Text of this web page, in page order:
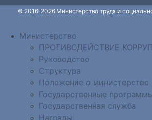
© 2016-2026 Министерство труда и
Министерство
ПРОТИВОДЕЙСТВИЕ
Руководство
Структура
Положение о министерстве
Государственные
Государственная служба
Награды